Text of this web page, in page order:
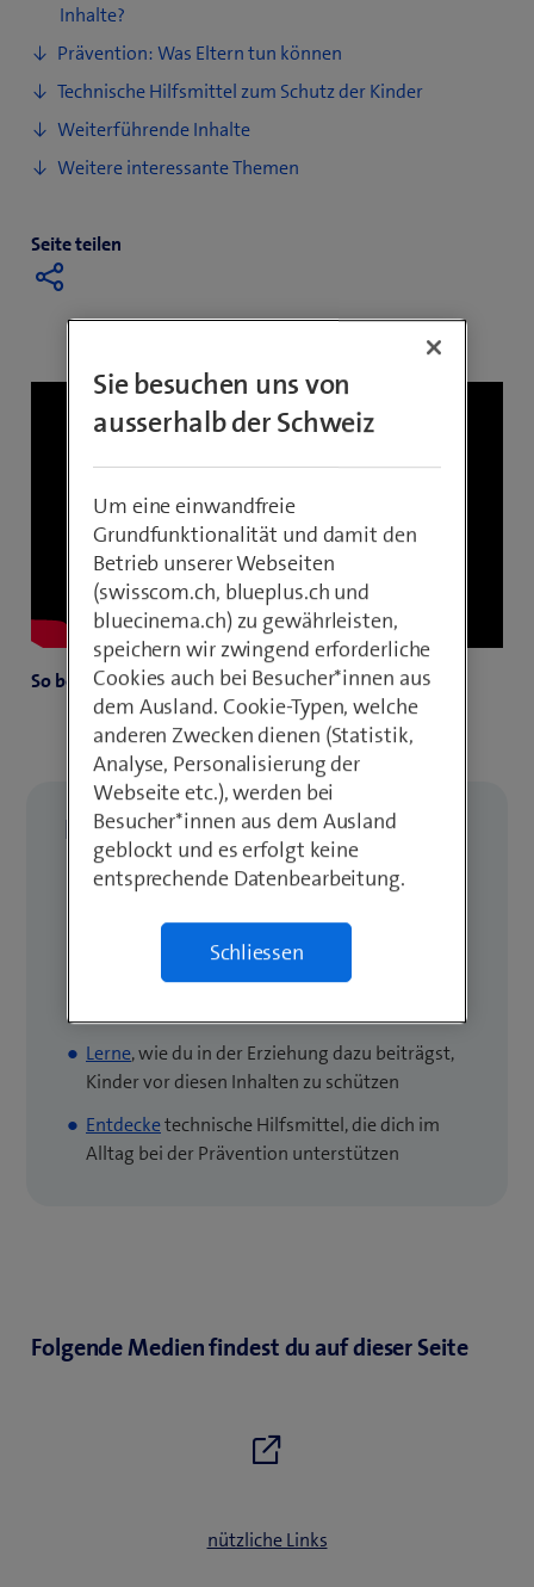
Inhalte?
Prävention: Was Eltern tun können
Technische Hilfsmittel zum Schutz der Kinder
Weiterführende Inhalte
Weitere interessante Themen
Seite teilen
So begleitest du dein Kind im Netz
Das Wichtigste in Kürze
Erfahre, welche Inhalte für Kinder und
die Auswirkungen, die ein Kontakt
mit ungeeigneten Inhalten auf Kinder haben
Lerne, wie du in der Erziehung dazu beiträgst,
Kinder vor diesen Inhalten zu schützen
Entdecketechnische Hilfsmittel, die dich im
Alltag bei der Prävention unterstützen
Folgende Medien findest du auf dieser Seite
nützliche Links
Sie besuchen uns von
ausserhalb der Schweiz
Um eine einwandfreie
Grundfunktionalität und damit den
Betrieb unserer Webseiten
(swisscom.ch, blueplus.ch und
bluecinema.ch) zu gewährleisten,
speichern wir zwingend erforderliche
Cookies auch bei Besucher*innen aus
dem Ausland. Cookie-Typen, welche
anderen Zwecken dienen (Statistik,
Analyse, Personalisierung der
Webseite etc.), werden bei
Besucher*innen aus dem Ausland
geblockt und es erfolgt keine
entsprechende Datenbearbeitung.
Schliessen